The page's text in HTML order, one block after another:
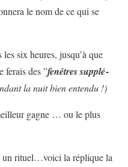
le nom de ce qui se
six heures, jusqu’à que
ferais des ”fenêtres sup­plé­
la nuit bien entendu !)
gagne … ou le plus
un rituel…voici la réplique la